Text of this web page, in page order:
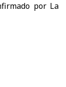
por La